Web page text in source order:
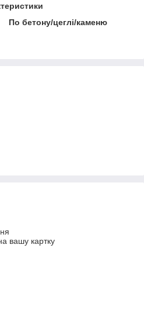
По бетону/цеглі/каменю
вашу картку